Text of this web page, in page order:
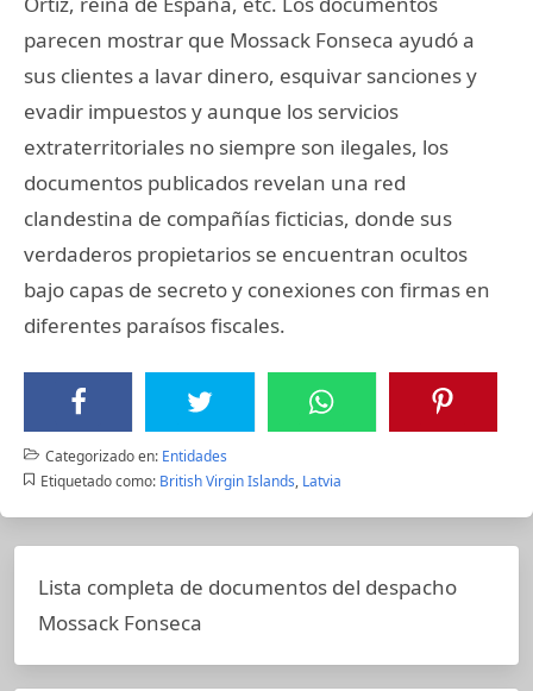
parecen mostrar que Mossack Fonseca ayudó a
sus clientes a lavar dinero, esquivar sanciones y
evadir impuestos y aunque los servicios
extraterritoriales no siempre son ilegales, los
documentos publicados revelan una red
clandestina de compañías ficticias, donde sus
verdaderos propietarios se encuentran ocultos
bajo capas de secreto y conexiones con firmas en
diferentes paraísos fiscales.
Categorizado en: Entidades
Etiquetado como: British Virgin Islands, Latvia
Lista completa de documentos del despacho
Mossack Fonseca